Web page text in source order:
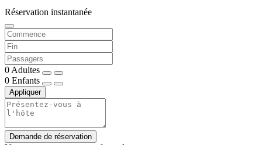
Réservation instantanée
0 Adultes
0 Enfants
Appliquer
Demande de réservation